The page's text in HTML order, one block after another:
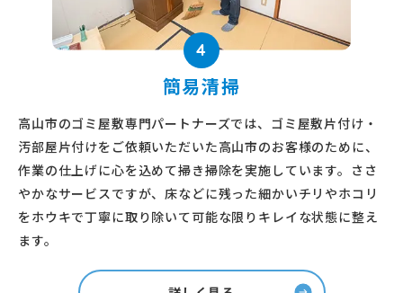
4
簡易清掃
高山市のゴミ屋敷専門パートナーズでは、ゴミ屋敷片付け・
汚部屋片付けをご依頼いただいた高山市のお客様のために、
作業の仕上げに心を込めて掃き掃除を実施しています。ささ
やかなサービスですが、床などに残った細かいチリやホコリ
をホウキで丁寧に取り除いて可能な限りキレイな状態に整え
ます。